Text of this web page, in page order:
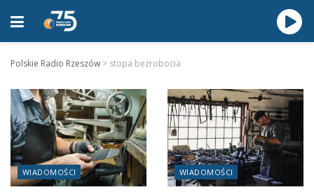
Polskie Radio Rzeszów > stopa bezrobocia
WIADOMOŚCI WIADOMOŚCI